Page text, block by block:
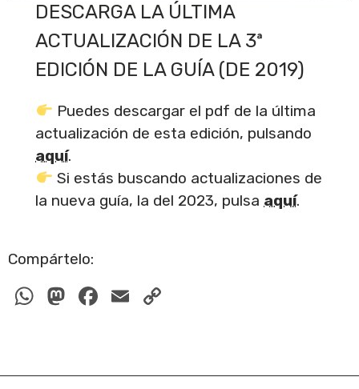
DESCARGA LA ÚLTIMA
ACTUALIZACIÓN DE LA 3ª
EDICIÓN DE LA GUÍA (DE 2019)
Puedes descargar el pdf de la última
actualización de esta edición, pulsando
aquí.
Si estás buscando actualizaciones de
la nueva guía, la del 2023, pulsa aquí.
Compártelo:
W
s
M
o
F
e
E
y